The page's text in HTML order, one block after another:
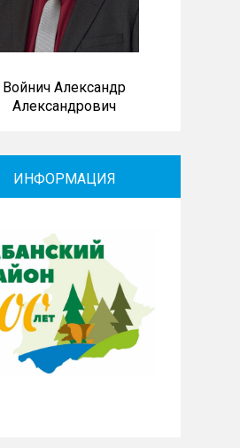
Войнич Александр
Александрович
ИНФОРМАЦИЯ